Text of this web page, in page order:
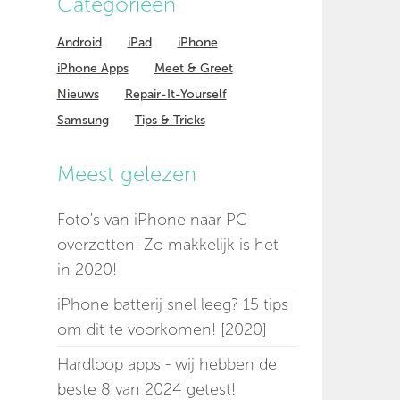
Android iPad
iPhone
iPhone Apps
Meet & Greet
Nieuws
Repair-It-Yourself
Samsung
Tips & Tricks
Meest gelezen
Foto's van iPhone naar PC
overzetten: Zo makkelijk is het
in 2020!
iPhone batterij snel leeg? 15 tips
om dit te voorkomen! [2020]
Hardloop apps - wij hebben de
beste 8 van 2024 getest!